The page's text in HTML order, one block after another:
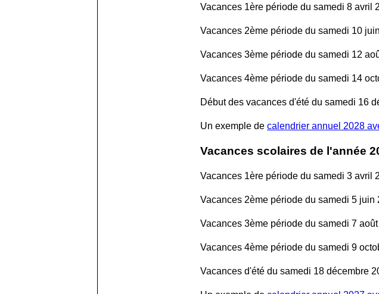
Vacances 1ère période du samedi 8 avril
Vacances 2ème période du samedi 10
Vacances 3ème période du samedi 12
Vacances 4ème période du samedi 14
Début des vacances d'été du samedi 16
Un exemple de calendrier annuel 2028
Vacances scolaires de l'année
Vacances 1ère période du samedi 3 avril
Vacances 2ème période du samedi 5
Vacances 3ème période du samedi 7
Vacances 4ème période du samedi 9
Vacances d'été du samedi 18 décembre